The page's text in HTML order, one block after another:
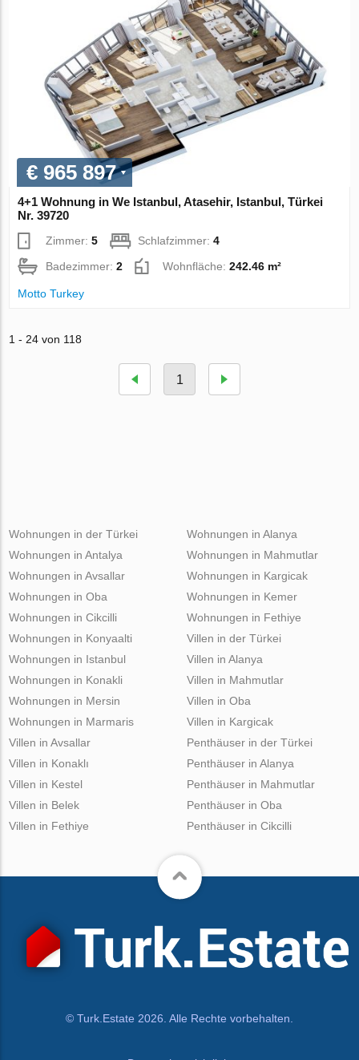
€ 965 897
4+1 Wohnung in We Istanbul, Atasehir, Istanbul, Türkei
Nr. 39720
Zimmer:5 Schlafzimmer:4
Badezimmer:2 Wohnfläche:242.46 m²
Motto Turkey
1 - 24 von 118
1
Wohnungen in der Türkei
Wohnungen in Antalya
Wohnungen in Avsallar
Wohnungen in Oba
Wohnungen in Cikcilli
Wohnungen in Alanya
Wohnungen in Mahmutlar
Wohnungen in Kargicak
Wohnungen in Kemer
Wohnungen in Fethiye
Wohnungen in Konyaalti
Wohnungen in Istanbul
Wohnungen in Konakli
Wohnungen in Mersin
Wohnungen in Marmaris
Villen in der Türkei
Villen in Alanya
Villen in Mahmutlar
Villen in Oba
Villen in Kargicak
Villen in Avsallar
Villen in Konaklı
Villen in Kestel
Villen in Belek
Villen in Fethiye
Penthäuser in der Türkei
Penthäuser in Alanya
Penthäuser in Mahmutlar
Penthäuser in Oba
Penthäuser in Cikcilli
© Turk.Estate 2026. Alle Rechte vorbehalten.